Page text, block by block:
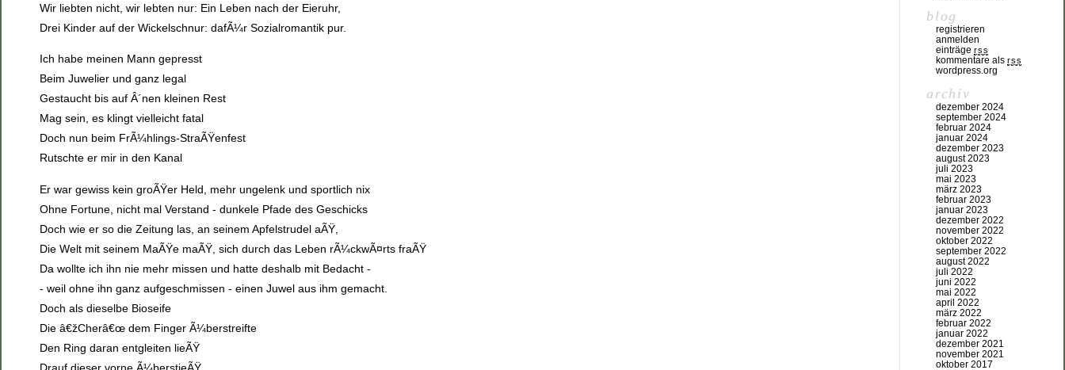
Wir liebten nicht, wir lebten nur: Ein Leben nach der Eieruhr,
Drei Kinder auf der Wickelschnur: dafÃ¼r Sozialromantik pur.
Ich habe meinen Mann gepresst
Beim Juwelier und ganz legal
Gestaucht bis auf Â´nen kleinen Rest
Mag sein, es klingt vielleicht fatal
Doch nun beim FrÃ¼hlings-StraÃŸenfest
Rutschte er mir in den Kanal
Er war gewiss kein groÃŸer Held, mehr ungelenk und sportlich nix
Ohne Fortune, nicht mal Verstand - dunkele Pfade des Geschicks
Doch wie er so die Zeitung las, an seinem Apfelstrudel aÃŸ,
Die Welt mit seinem MaÃŸe maÃŸ, sich durch das Leben rÃ¼ckwÃ¤rts fraÃŸ
Da wollte ich ihn nie mehr missen und hatte deshalb mit Bedacht -
- weil ohne ihn ganz aufgeschmissen - einen Juwel aus ihm gemacht.
Doch als dieselbe Bioseife
Die â€žCherâ€œ dem Finger Ã¼berstreifte
Den Ring daran entgleiten lieÃŸ
Drauf dieser vorne Ã¼berstieÃŸ
blog
registrieren
anmelden
einträge rss
kommentare als rss
wordpress.org
archiv
dezember 2024
september 2024
februar 2024
januar 2024
dezember 2023
august 2023
juli 2023
mai 2023
märz 2023
februar 2023
januar 2023
dezember 2022
november 2022
oktober 2022
september 2022
august 2022
juli 2022
juni 2022
mai 2022
april 2022
märz 2022
februar 2022
januar 2022
dezember 2021
november 2021
oktober 2017